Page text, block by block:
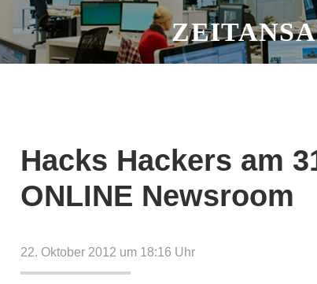
Hacks Hackers am
ONLINE Newsroom
22. Oktober 2012 um 18:16 Uhr